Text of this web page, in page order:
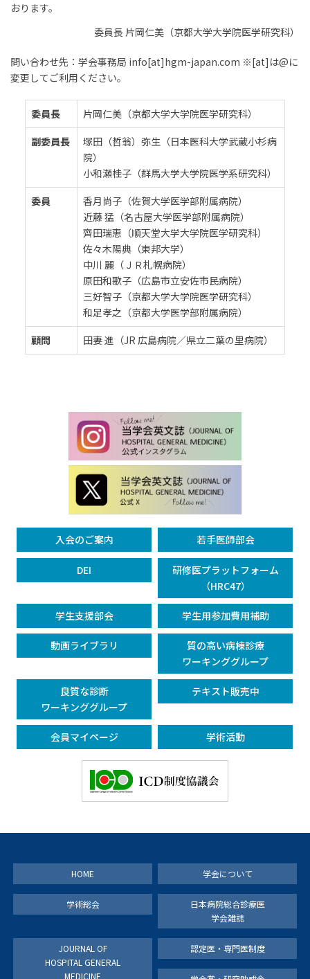
おります。
委員⻑ ⽚岡仁美（京都⼤学⼤学院医学研究科）
問い合わせ先：学会事務局 info[at]hgm-japan.com ※[at]は@に
変更してご利⽤ください。
委員⻑
⽚岡仁美（京都⼤学⼤学院医学研究科）
副委員⻑
塚⽥（哲翁）弥⽣（⽇本医科⼤学武蔵⼩杉病
院）
⼩和瀬桂⼦（群⾺⼤学⼤学院医学系研究科）
委員
⾹⽉尚⼦（佐賀⼤学医学部附属病院）
近藤 猛（名古屋⼤学医学部附属病院）
⿑⽥瑞恵（順天堂⼤学⼤学院医学研究科）
佐々⽊陽典（東邦⼤学）
中川 麗（ＪＲ札幌病院）
原⽥和歌⼦（広島市⽴安佐市⺠病院）
三好智⼦（京都⼤学⼤学院医学研究科）
和⾜孝之（京都⼤学医学部附属病院）
顧問
⽥妻 進（JR 広島病院／県⽴⼆葉の⾥病院）
入会のご案内 若手医師部会
DEI
研修医プラットフォーム
（HRC47）
学生支援部会 学生用参加費用補助
動画ライブラリ
質の高い病棟診療
ワーキンググループ
良質な診断
ワーキンググループ
テキスト販売中
会員マイページ 学術活動
HOME 学会について
学術総会
日本病院総合診療医
学会雑誌
JOURNAL OF
HOSPITAL GENERAL
MEDICINE
認定医・専門医制度